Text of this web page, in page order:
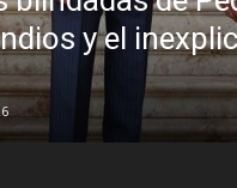
disimulo: la
y la sombra
Gómez 5 agosto, 2026